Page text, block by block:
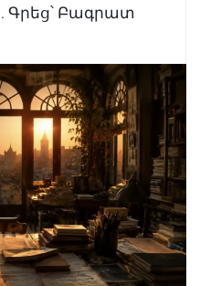
Գրեց՝ Բագրատ